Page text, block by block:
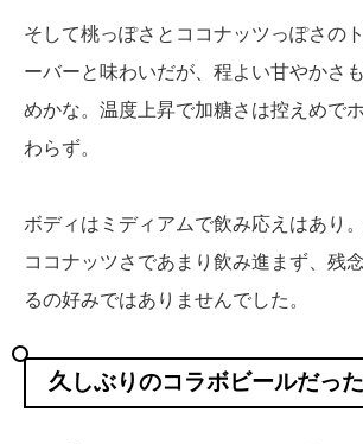
そして桃っぽさとココナッツっぽさの
ーバーと味わいだが、程よい甘やかさ
めかな。温度上昇で加糖さは控えめで
わらず。
ボディはミディアムで飲み応えはあり
ココナッツさであまり飲み進まず、残
るの好みではありませんでした。
久しぶりのコラボビールだっ